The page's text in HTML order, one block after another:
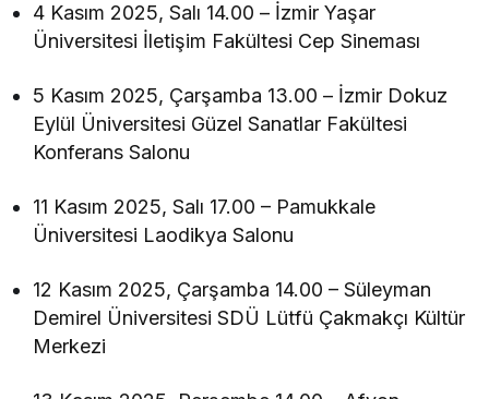
4 Kasım 2025, Salı 14.00 – İzmir Yaşar
Üniversitesi İletişim Fakültesi Cep Sineması
5 Kasım 2025, Çarşamba 13.00 – İzmir Dokuz
Eylül Üniversitesi Güzel Sanatlar Fakültesi
Konferans Salonu
11 Kasım 2025, Salı 17.00 – Pamukkale
Üniversitesi Laodikya Salonu
12 Kasım 2025, Çarşamba 14.00 – Süleyman
Demirel Üniversitesi SDÜ Lütfü Çakmakçı Kültür
Merkezi